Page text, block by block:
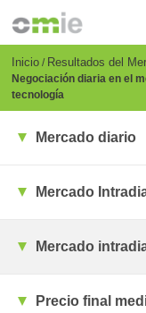
principal
Breadcrumb
Inicio Resultados del
Negociación diaria en el
tecnología
Mercado diario
Mercado
Mercado
Precio final